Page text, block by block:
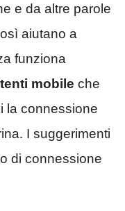
e da altre parole
aiutano a
funziona
mobile che
la connessione
I suggerimenti
di connessione